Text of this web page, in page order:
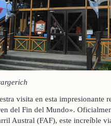
visita en esta impresionante
del Fin del Mundo».
Austral (FAF), este increíble